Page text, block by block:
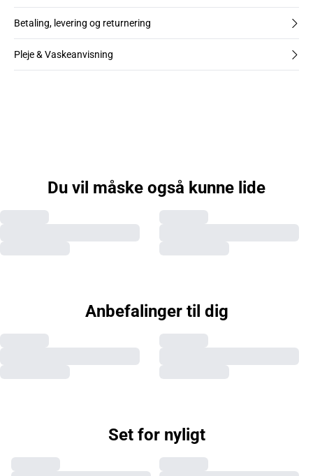
Betaling, levering og returnering
Pleje & Vaskeanvisning
Du vil måske også kunne lide
Anbefalinger til dig
Set for nyligt